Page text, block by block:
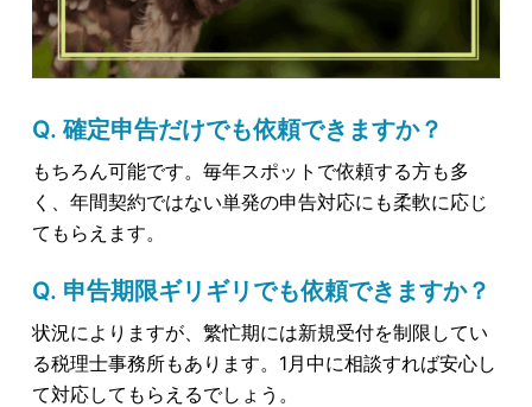
Q. 確定申告だけでも依頼できますか？
もちろん可能です。毎年スポットで依頼する方も多
く、年間契約ではない単発の申告対応にも柔軟に応じ
てもらえます。
Q. 申告期限ギリギリでも依頼できますか？
状況によりますが、繁忙期には新規受付を制限してい
る税理士事務所もあります。1月中に相談すれば安心し
て対応してもらえるでしょう。